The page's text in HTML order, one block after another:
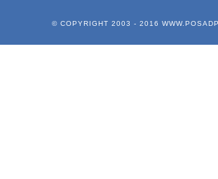
© COPYRIGHT 2003 - 2016